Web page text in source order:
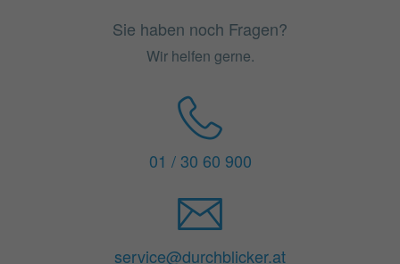
Sie haben noch Fragen?
Wir helfen gerne.
01 / 30 60 900
service@durchblicker.at